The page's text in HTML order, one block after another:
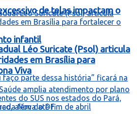
de telas impactam o
infantil
Léo Suricate (Psol) articula
em Brasília para
Viva